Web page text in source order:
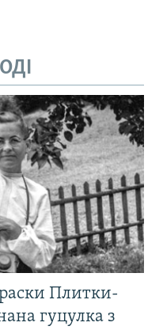
Плитки-
гуцулка з